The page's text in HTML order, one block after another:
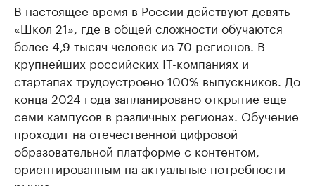
Делитесь новостями бизнеса на РБК
Управляйте страницей компании и развивайте личные
бренды спикеров бизнеса
Крупнейшие
продавцы
Ознакомьтесь с
В настоящее время в России действуют девять
«Школ 21», где в общей сложности обучаются
более 4,9 тысяч человек из 70 регионов. В
крупнейших российских IT-компаниях и
стартапах трудоустроено 100% выпускников. До
конца 2024 года запланировано открытие еще
семи кампусов в различных регионах. Обучение
проходит на отечественной цифровой
образовательной платформе с контентом,
ориентированным на актуальные потребности